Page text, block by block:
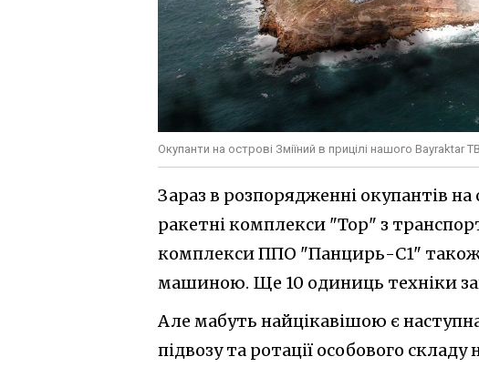
Окупанти на острові Зміїний в прицілі нашого Bayraktar
Зараз в розпорядженні окупантів
ракетні комплекси "Тор" з
комплекси ППО "Панцирь-С1"
машиною. Ще 10 одиниць техніки
Але мабуть найцікавішою є
підвозу та ротації особового